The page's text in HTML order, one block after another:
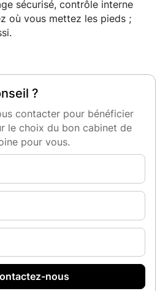
sécurisé, contrôle interne
où vous mettez les pieds ;
?
contacter pour bénéficier
le choix du bon cabinet de
pour vous.